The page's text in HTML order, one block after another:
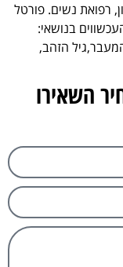
רפואת נשים. פורטל
בנושאי:
הזהב,
השאירו